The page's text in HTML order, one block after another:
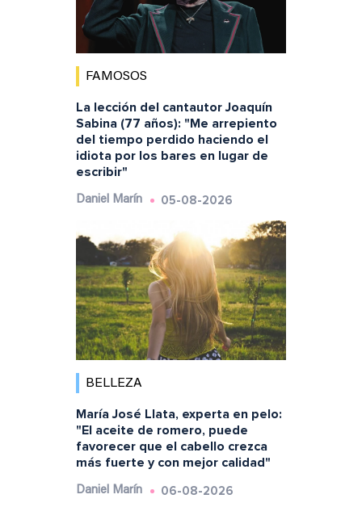
FAMOSOS
La lección del cantautor Joaquín
Sabina (77 años): "Me arrepiento
del tiempo perdido haciendo el
idiota por los bares en lugar de
escribir"
Daniel Marín 05-08-2026
BELLEZA
María José Llata, experta en pelo:
"El aceite de romero, puede
favorecer que el cabello crezca
más fuerte y con mejor calidad"
Daniel Marín 06-08-2026